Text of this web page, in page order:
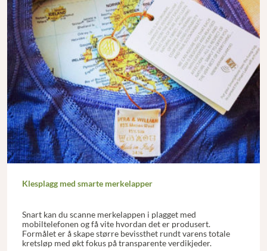
Klesplagg med smarte merkelapper
Snart kan du scanne merkelappen i plagget med
mobiltelefonen og få vite hvordan det er produsert.
Formålet er å skape større bevissthet rundt varens totale
kretsløp med økt fokus på transparente verdikjeder.